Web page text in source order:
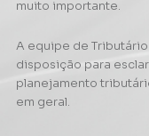
muito importante.
A equipe de
disposição para
planejamento
em geral.